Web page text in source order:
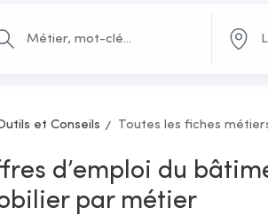
et Conseils Toutes les fiches
d’emploi du
par métier